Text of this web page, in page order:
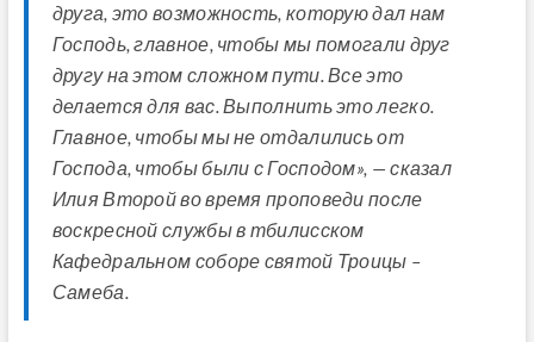
друга, это возможность, которую дал нам
Господь, главное, чтобы мы помогали друг
другу на этом сложном пути. Все это
делается для вас. Выполнить это легко.
Главное, чтобы мы не отдалились от
Господа, чтобы были с Господом», — сказал
Илия Второй во время проповеди после
воскресной службы в тбилисском
Кафедральном соборе святой Троицы –
Самеба.